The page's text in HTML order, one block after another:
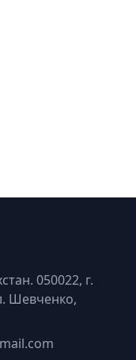
050022, г.
Шевченко,